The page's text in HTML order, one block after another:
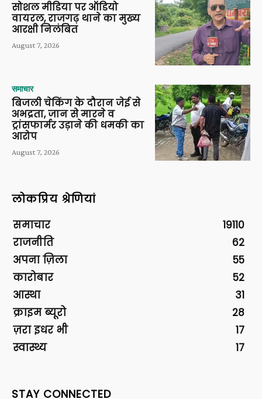
सोशल मीडिया पर ऑडियो
वायरल, राजगढ़ थाने का मुख्य
आरक्षी निलंबित
August 7, 2026
समाचार
बिजली चेकिंग के दौरान जेई से
अभद्रता, जान से मारने व
ट्रांसफार्मर उड़ाने की धमकी का
आरोप
August 7, 2026
लोकप्रिय श्रेणियां
समाचार
19110
राजनीति
62
अपना ज़िला
55
कारोबार
52
आस्था
31
क्राइम ब्यूरो
28
ज़रा इधर भी
17
स्वास्थ्य
17
STAY CONNECTED